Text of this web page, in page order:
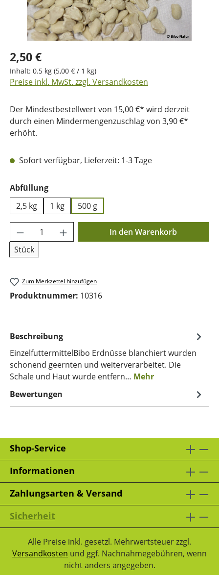
2,50 €
Inhalt: 0.5 kg (5,00 € / 1 kg)
Preise inkl. MwSt. zzgl. Versandkosten
Der Mindestbestellwert von 15,00 €* wird derzeit
durch einen Mindermengenzuschlag von 3,90 €*
erhöht.
Sofort verfügbar, Lieferzeit: 1-3 Tage
Abfüllungauswählen
2,5 kg
1 kg 500 g
Produkt Anzahl: Gib den gewünschten
Stück
In den Warenkorb
Zum Merkzettel hinzufügen
Produktnummer: 10316
Beschreibung
EinzelfuttermittelBibo Erdnüsse blanchiert wurden
schonend geernten und weiterverarbeitet. Die
Schale und Haut wurde entfern… Mehr
Bewertungen
Shop-Service
Informationen
Zahlungsarten & Versand
Sicherheit
Alle Preise inkl. gesetzl. Mehrwertsteuer zzgl.
Versandkosten und ggf. Nachnahmegebühren, wenn
nicht anders angegeben.